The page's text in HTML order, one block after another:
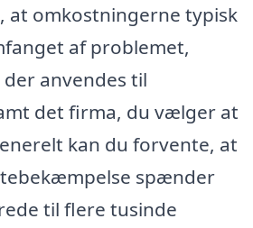
at omkostningerne typisk
af problemet,
anvendes til
det firma, du vælger at
kan du forvente, at
spænder
til flere tusinde